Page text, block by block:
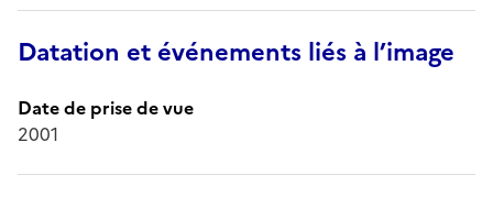
Datation et événements liés à l’image
Date de prise de vue
2001